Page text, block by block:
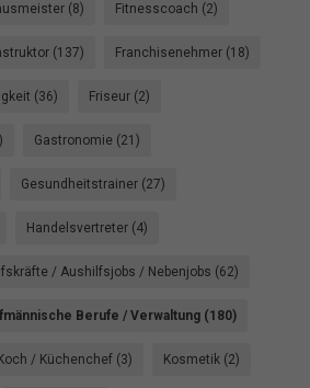
(8) Fitnesscoach (2)
(137) Franchisenehmer (18)
(36) Friseur (2)
Gastronomie (21)
Gesundheitstrainer (27)
Handelsvertreter (4)
/ Aushilfsjobs / Nebenjobs (62)
Berufe / Verwaltung (180)
Koch / Küchenchef (3) Kosmetik (2)